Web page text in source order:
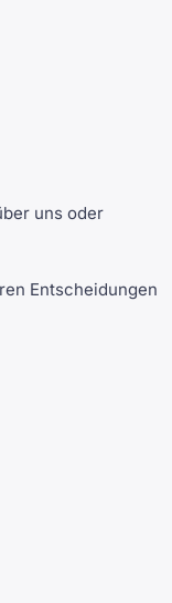
uns oder
Entscheidungen